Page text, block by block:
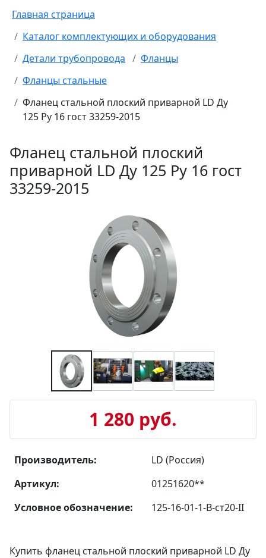
Главная страница
Каталог комплектующих и оборудования
Детали трубопровода
Фланцы
Фланцы стальные
Фланец стальной плоский приварной LD Ду
125 Ру 16 гост 33259-2015
Фланец стальной плоский
приварной LD Ду 125 Ру 16 гост
33259-2015
1 280 руб.
Производитель:
LD (Россия)
Артикул:
01251620**
Условное обозначение:
125-16-01-1-B-ст20-II
Купить фланец стальной плоский приварной LD Ду